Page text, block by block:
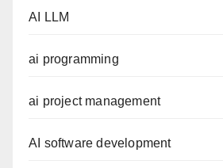
AI LLM
ai programming
ai project management
AI software development